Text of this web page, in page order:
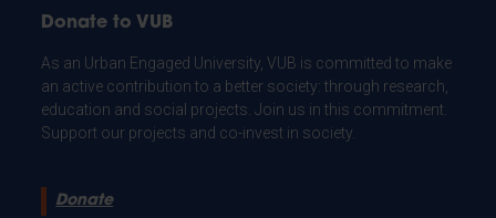
Donate to VUB
As an Urban Engaged University, VUB is committed to make
an active contribution to a better society: through research,
education and social projects. Join us in this commitment.
Support our projects and co-invest in society.
Donate